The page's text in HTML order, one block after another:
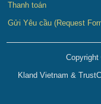
Thanh toán
Gửi Yêu cầu (Request
Kland Vietnam &